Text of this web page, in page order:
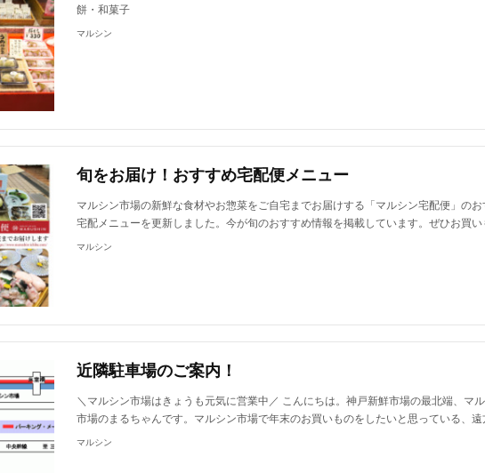
餅・和菓子
マルシン
旬をお届け！おすすめ宅配便メニュー
マルシン市場の新鮮な食材やお惣菜をご自宅までお届けする「マルシン宅配便」のお
宅配メニューを更新しました。今が旬のおすすめ情報を掲載しています。ぜひお買
マルシン
近隣駐車場のご案内！
＼マルシン市場はきょうも元気に営業中／ こんにちは。神戸新鮮市場の最北端、マ
市場のまるちゃんです。マルシン市場で年末のお買いものをしたいと思っている、
マルシン